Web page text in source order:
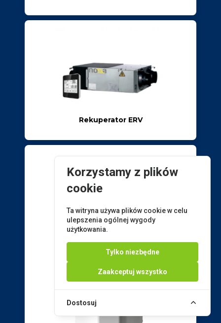
Rekuperator ERV
Korzystamy z plików
cookie
Ta witryna używa plików cookie w celu
ulepszenia ogólnej wygody
użytkowania.
Tylko niezbędne
Zaakceptuj wszystko
Dostosuj